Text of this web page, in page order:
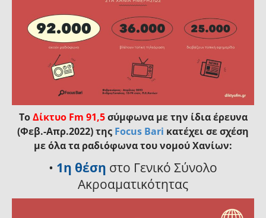
ΤοΔίκτυο Fm 91,5σύμφωνα με την ίδια έρευνα
(Φεβ.-Απρ.2022) της Focus Bari κατέχει σε σχέση
με όλα τα ραδιόφωνα του νομού Χανίων:
• 1η θέση στο Γενικό Σύνολο
Ακροαματικότητας